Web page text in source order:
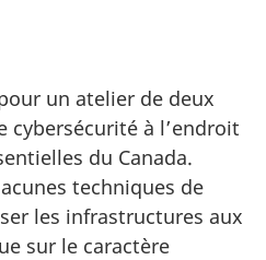
un atelier de deux
cybersécurité à l’endroit
du Canada.
techniques de
les infrastructures aux
sur le caractère